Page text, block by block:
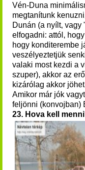
Vén-Duna
megtanítunk
Dunán (a nyílt,
elfogadni: attól,
hogy konditerembe
veszélyeztetjük
valaki most kezdi a
szuper), akkor az
kizárólag akkor
Amikor már jók
feljönni (konvojban)
23. Hova kell